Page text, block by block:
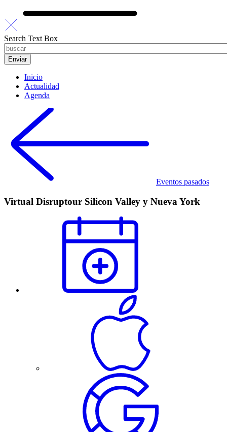
Search Text Box
Inicio
Actualidad
Agenda
Eventos pasados
Virtual Disruptour Silicon Valley y Nueva York